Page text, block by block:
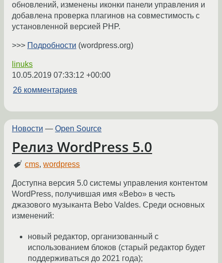
обновлений, изменены иконки панели управления и
добавлена проверка плагинов на совместимость с
установленной версией PHP.
>>> Подробности (wordpress.org)
linuks
10.05.2019 07:33:12 +00:00
26 комментариев
Новости — Open Source
Релиз WordPress 5.0
cms,wordpress
Доступна версия 5.0 системы управления контентом
WordPress, получившая имя «Bebo» в честь
джазового музыканта Bebo Valdes. Среди основных
изменений:
новый редактор, организованный с
использованием блоков (старый редактор будет
поддерживаться до 2021 года);